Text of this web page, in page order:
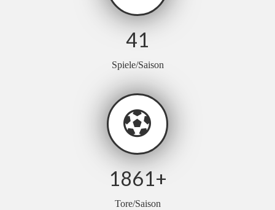
41
Spiele/Saison
1861+
Tore/Saison